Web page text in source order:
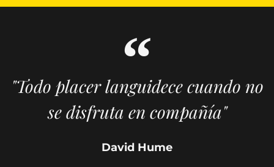
"Todo placer languidece cuando no
se disfruta en compañía"
David Hume